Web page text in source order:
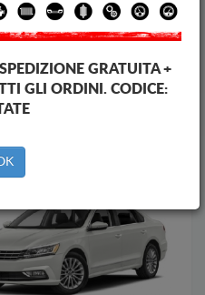
Volkswagen Passat
Brands
SPEDIZIONE GRATUITA +
GLI ORDINI. CODICE: